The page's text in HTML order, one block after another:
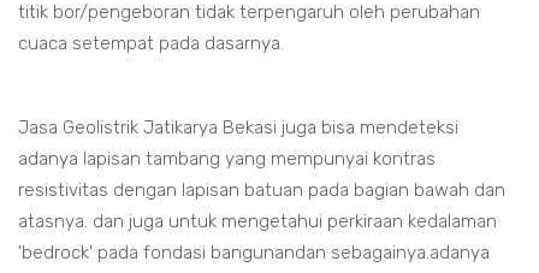
titik bor/pengeboran tidak terpengaruh oleh perubahan
cuaca setempat pada dasarnya.
Jasa Geolistrik Jatikarya Bekasi juga bisa mendeteksi
adanya lapisan tambang yang mempunyai kontras
resistivitas dengan lapisan batuan pada bagian bawah dan
atasnya. dan juga untuk mengetahui perkiraan kedalaman
'bedrock' pada fondasi bangunandan sebagainya.adanya